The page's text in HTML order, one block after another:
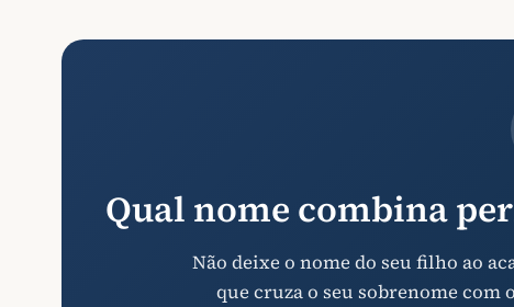
Qual nome combina
Não deixe o nome do seu filho ao
que cruza o seu sobrenome com